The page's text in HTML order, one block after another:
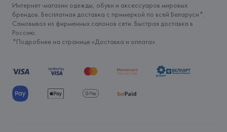
Интернет-магазин одежды, обуви и аксессуаров мировых
брендов. Бесплатная доставка с примеркой по всей Беларуси*.
Самовывоз из фирменных салонов сети. Быстрая доставка в
Россию.
*Подробнее на странице «Доставка и оплата»